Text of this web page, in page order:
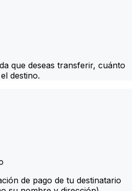
que deseas transferir, cuánto
destino.
de pago de tu destinatario